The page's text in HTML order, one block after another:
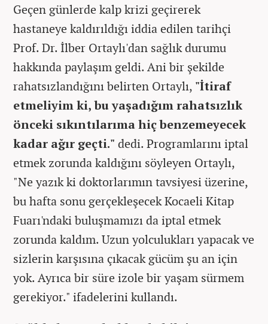
Geçen günlerde kalp krizi geçirerek
hastaneye kaldırıldığı iddia edilen tarihçi
Prof. Dr. İlber Ortaylı'dan sağlık durumu
hakkında paylaşım geldi. Ani bir şekilde
rahatsızlandığını belirten Ortaylı, "İtiraf
etmeliyim ki, bu yaşadığım rahatsızlık
önceki sıkıntılarıma hiç benzemeyecek
kadar ağır geçti." dedi. Programlarını iptal
etmek zorunda kaldığını söyleyen Ortaylı,
"Ne yazık ki doktorlarımın tavsiyesi üzerine,
bu hafta sonu gerçekleşecek Kocaeli Kitap
Fuarı'ndaki buluşmamızı da iptal etmek
zorunda kaldım. Uzun yolculukları yapacak ve
sizlerin karşısına çıkacak gücüm şu an için
yok. Ayrıca bir süre izole bir yaşam sürmem
gerekiyor." ifadelerini kullandı.